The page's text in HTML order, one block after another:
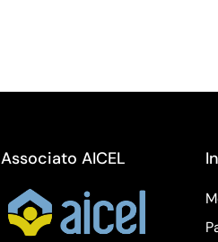
Associato AICEL